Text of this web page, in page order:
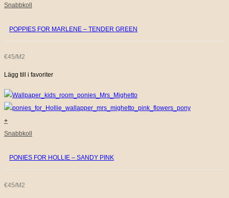
Snabbkoll
POPPIES FOR MARLENE – TENDER GREEN
€45/M2
Lägg till i favoriter
+
Snabbkoll
PONIES FOR HOLLIE – SANDY PINK
€45/M2